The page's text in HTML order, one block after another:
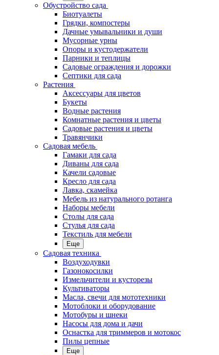
Обустройство сада
Биотуалеты
Грядки, компостеры
Дачные умывальники и души
Мусорные урны
Опоры и кустодержатели
Парники и теплицы
Садовые ограждения и дорожки
Септики для сада
Растения
Аксессуары для цветов
Букеты
Водные растения
Комнатные растения и цветы
Садовые растения и цветы
Травянчики
Садовая мебель
Гамаки для сада
Диваны для сада
Качели садовые
Кресло для сада
Лавка, скамейка
Мебель из натурального ротанга
Наборы мебели
Столы для сада
Стулья для сада
Текстиль для мебели
Еще
Садовая техника
Воздуходувки
Газонокосилки
Измельчители и кусторезы
Культиваторы
Масла, свечи для мототехники
Мотоблоки и оборудование
Мотобуры и шнеки
Насосы для дома и дачи
Оснастка для триммеров и мотокос
Пилы цепные
Еще